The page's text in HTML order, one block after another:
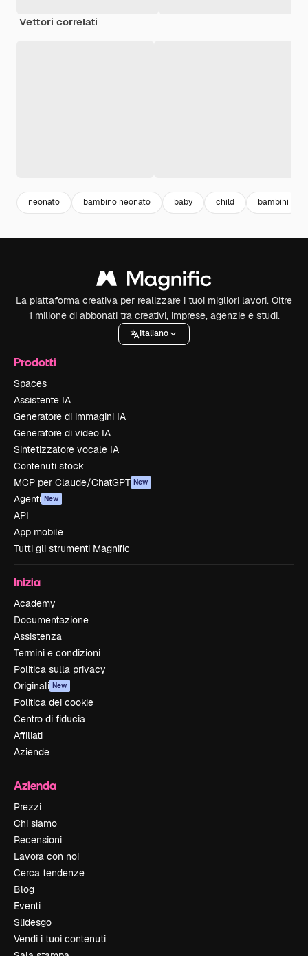
Vettori correlati
neonato bambino neonato baby child bambini
La piattaforma creativa per realizzare i tuoi migliori lavori. Oltre
1 milione di abbonati tra creativi, imprese, agenzie e studi.
Italiano
Prodotti
Spaces
Assistente IA
Generatore di immagini IA
Generatore di video IA
Sintetizzatore vocale IA
Contenuti stock
MCP per Claude/ChatGPT New
Agenti New
API
App mobile
Tutti gli strumenti Magnific
Inizia
Academy
Documentazione
Assistenza
Termini e condizioni
Politica sulla privacy
Originali New
Politica dei cookie
Centro di fiducia
Affiliati
Aziende
Azienda
Prezzi
Chi siamo
Recensioni
Lavora con noi
Cerca tendenze
Blog
Eventi
Slidesgo
Vendi i tuoi contenuti